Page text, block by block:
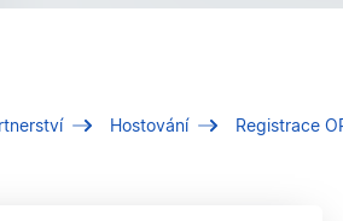
Hostování Registrace